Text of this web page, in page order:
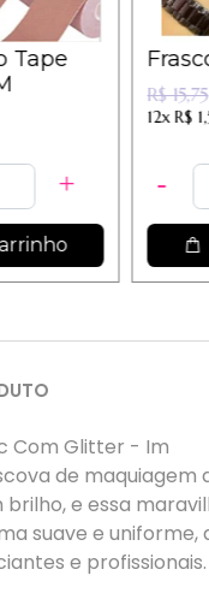
Tape
R$ 15,75
12xR$
Com Glitter - Im
de maquiagem
e essa
suave e uniforme,
e profissionais.